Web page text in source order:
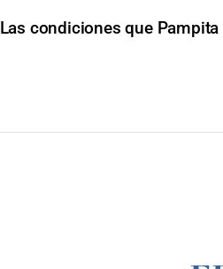
Las condiciones que